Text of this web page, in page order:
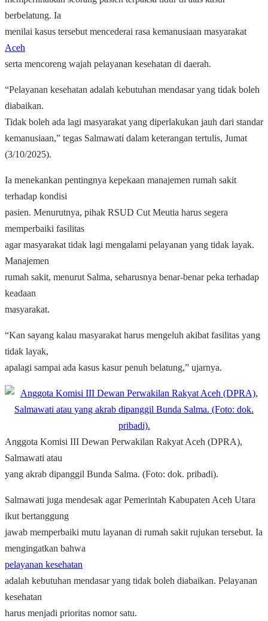
berbelatung. Ia
menilai kasus tersebut mencederai rasa kemanusiaan masyarakat
Aceh
serta mencoreng wajah pelayanan kesehatan di daerah.
“Pelayanan kesehatan adalah kebutuhan mendasar yang tidak boleh
diabaikan.
Tidak boleh ada lagi masyarakat yang diperlakukan jauh dari standar
kemanusiaan,” tegas Salmawati dalam keterangan tertulis, Jumat
(3/10/2025).
Ia menekankan pentingnya kepekaan manajemen rumah sakit
terhadap kondisi
pasien. Menurutnya, pihak RSUD Cut Meutia harus segera
memperbaiki fasilitas
agar masyarakat tidak lagi mengalami pelayanan yang tidak layak.
Manajemen
rumah sakit, menurut Salma, seharusnya benar-benar peka terhadap
keadaan
masyarakat.
“Kan sayang kalau masyarakat harus mengeluh akibat fasilitas yang
tidak layak,
apalagi sampai ada kasus kasur penuh belatung,” ujarnya.
Anggota Komisi III Dewan Perwakilan Rakyat Aceh (DPRA),
Salmawati atau
yang akrab dipanggil Bunda Salma. (Foto: dok. pribadi).
Salmawati juga mendesak agar Pemerintah Kabupaten Aceh Utara
ikut bertanggung
jawab memperbaiki mutu layanan di rumah sakit rujukan tersebut. Ia
mengingatkan bahwa
pelayanan kesehatan
adalah kebutuhan mendasar yang tidak boleh diabaikan. Pelayanan
kesehatan
harus menjadi prioritas nomor satu.